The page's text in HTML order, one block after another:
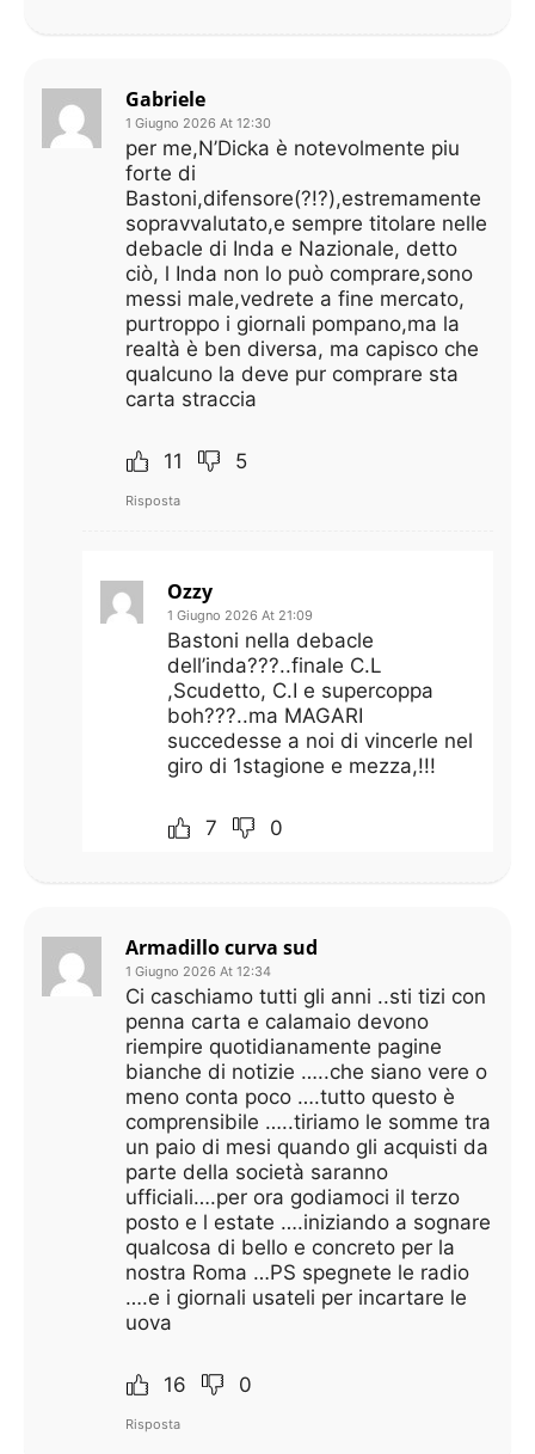
Gabriele
1 Giugno 2026 At 12:30
per me,N’Dicka è notevolmente piu
forte di
Bastoni,difensore(?!?),estremamente
sopravvalutato,e sempre titolare nelle
debacle di Inda e Nazionale, detto
ciò, l Inda non lo può comprare,sono
messi male,vedrete a fine mercato,
purtroppo i giornali pompano,ma la
realtà è ben diversa, ma capisco che
qualcuno la deve pur comprare sta
carta straccia
11 5
Risposta
Ozzy
1 Giugno 2026 At 21:09
Bastoni nella debacle
dell’inda???..finale C.L
,Scudetto, C.I e supercoppa
boh???..ma MAGARI
succedesse a noi di vincerle nel
giro di 1stagione e mezza,!!!
7 0
Armadillo curva sud
1 Giugno 2026 At 12:34
Ci caschiamo tutti gli anni ..sti tizi con
penna carta e calamaio devono
riempire quotidianamente pagine
bianche di notizie …..che siano vere o
meno conta poco ….tutto questo è
comprensibile …..tiriamo le somme tra
un paio di mesi quando gli acquisti da
parte della società saranno
ufficiali….per ora godiamoci il terzo
posto e l estate ….iniziando a sognare
qualcosa di bello e concreto per la
nostra Roma …PS spegnete le radio
….e i giornali usateli per incartare le
uova
16 0
Risposta